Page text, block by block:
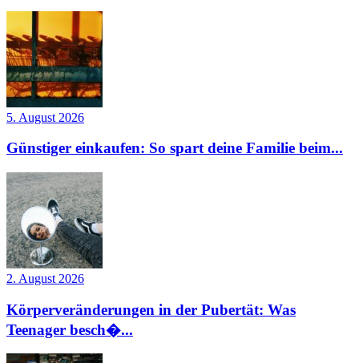
5. August 2026
Günstiger einkaufen: So spart deine Familie beim...
2. August 2026
Körperveränderungen in der Pubertät: Was
Teenager besch�...